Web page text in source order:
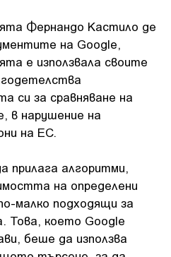
Фернандо Кастило де
на Google,
е използвала своите
си за сравняване на
в нарушение на
на ЕС.
прилага алгоритми,
на определени
малко подходящи за
Това, което Google
беше да използва